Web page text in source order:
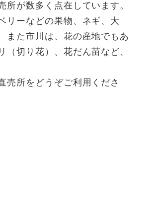
が数多く点在しています。
リーなどの果物、ネギ、大
また市川は、花の産地でもあ
切り花）、花だん苗など、
売所をどうぞご利用くださ